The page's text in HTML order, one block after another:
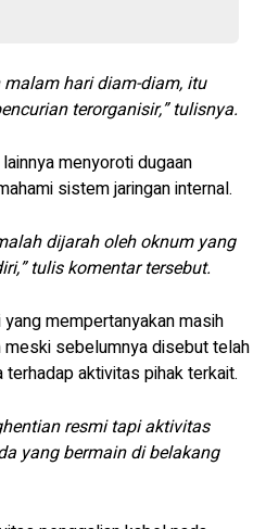
malam hari diam-diam, itu
terorganisir,” tulisnya.
menyoroti dugaan
sistem jaringan internal.
dijarah oleh oknum yang
tulis komentar tersebut.
mempertanyakan masih
sebelumnya disebut telah
aktivitas pihak terkait.
resmi tapi aktivitas
yang bermain di belakang